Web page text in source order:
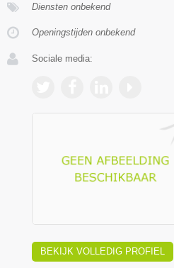
Diensten onbekend
Openingstijden onbekend
Sociale media:
BEKIJK VOLLEDIG PROFIEL